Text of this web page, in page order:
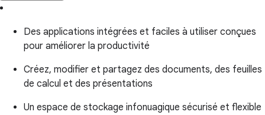
Des applications intégrées et faciles à utiliser conçues
pour améliorer la productivité
Créez, modifier et partagez des documents, des feuilles
de calcul et des présentations
Un espace de stockage infonuagique sécurisé et flexible